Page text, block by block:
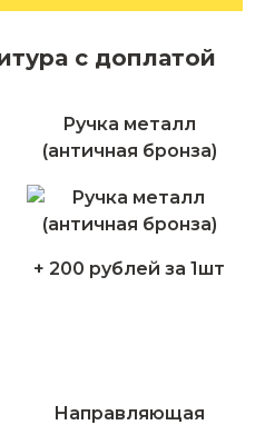
с доплатой
Ручка металл
(античная бронза)
+ 200 рублей за 1шт
Направляющая